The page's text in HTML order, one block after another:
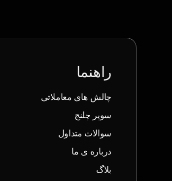
راهنما
چالش های معاملاتی
سوپر چلنج
سوالات متداول
درباره ی ما
بلاگ